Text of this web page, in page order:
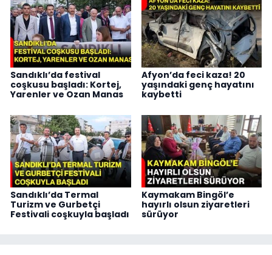
Sandıklı’da festival
coşkusu başladı: Kortej,
Yarenler ve Ozan Manas
Afyon’da feci kaza! 20
yaşındaki genç hayatını
kaybetti
Sandıklı’da Termal
Turizm ve Gurbetçi
Festivali coşkuyla başladı
Kaymakam Bingöl’e
hayırlı olsun ziyaretleri
sürüyor